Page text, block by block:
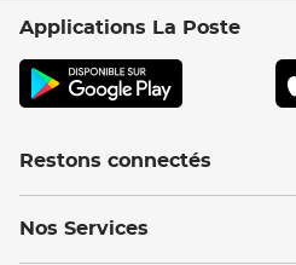
Applications La Poste
Restons connectés
Nos Services